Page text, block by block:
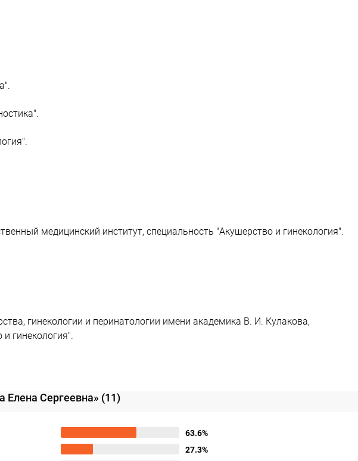
медицинский институт, специальность "Акушерство и гинекология".
гинекологии и перинатологии имени академика В. И. Кулакова,
гинекология".
Елена Сергеевна» (11)
63.6%
27.3%